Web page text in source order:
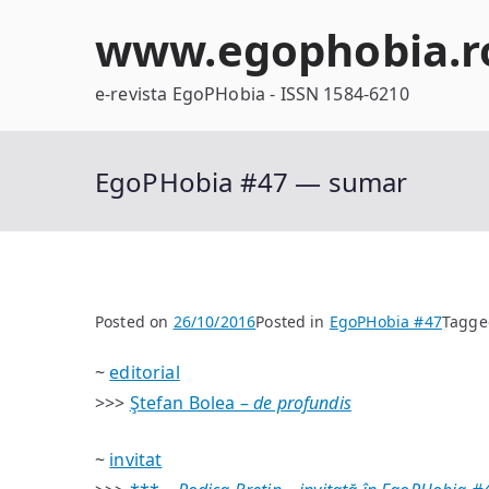
e-revista EgoPHobia - ISSN 1584-6210
EgoPHobia #47 — sumar
Posted on 26/10/2016Posted in EgoPHobia #47
~editorial
>>> Ştefan Bolea –de profundis
~ invitat